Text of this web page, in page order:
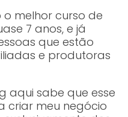
o melhor curso de
7 anos, e já
que estão
e produtoras
aqui sabe que esse
criar meu negócio